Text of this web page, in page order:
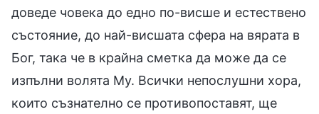
доведе човека до едно по-висше и естествено
състояние, до най-висшата сфера на вярата в
Бог, така че в крайна сметка да може да се
изпълни волята Му. Всички непослушни хора,
които съзнателно се противопоставят, ще